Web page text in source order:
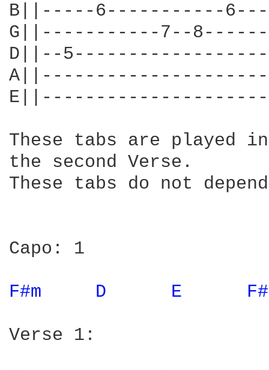
B||-----6-----------
G||-----------7--
D||--
These tabs are played
the second Verse.
These tabs do not
Capo: 1
F#m D E
Verse 1: